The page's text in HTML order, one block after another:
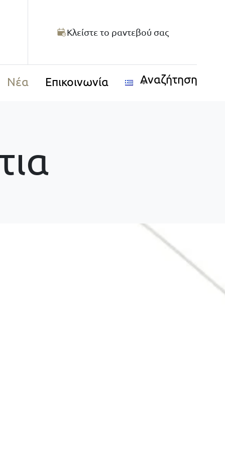
Κλείστε το ραντεβού σας
Νέα Επικοινωνία Αναζήτηση